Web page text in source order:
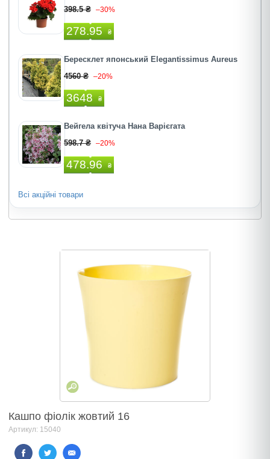
398.5 ₴ –30%
278.95 ₴
Бересклет японський Elegantissimus Aureus
4560 ₴ –20%
3648 ₴
Вейгела квітуча Нана Варієгата
598.7 ₴ –20%
478.96 ₴
Всі акційні товари
Кашпо фіолік жовтий 16
Артикул: 15040